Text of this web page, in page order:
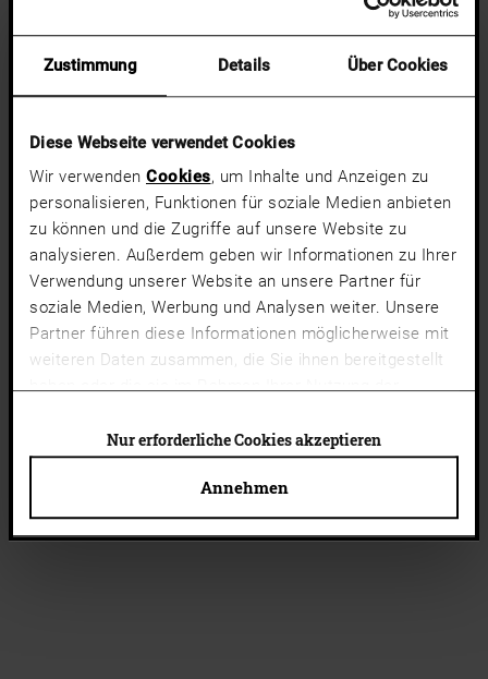
Zustimmung Details Über Cookies
Diese Webseite verwendet Cookies
Wir verwenden Cookies, um Inhalte und Anzeigen zu
personalisieren, Funktionen für soziale Medien anbieten
zu können und die Zugriffe auf unsere Website zu
analysieren. Außerdem geben wir Informationen zu Ihrer
Verwendung unserer Website an unsere Partner für
soziale Medien, Werbung und Analysen weiter. Unsere
Partner führen diese Informationen möglicherweise mit
weiteren Daten zusammen, die Sie ihnen bereitgestellt
haben oder die sie im Rahmen Ihrer Nutzung der
können auch abgelehnt werden. Du kannst deine
Cookie-Einstellungen jederzeit ändern.
Annehmen
Nur erforderliche Cookies akzeptieren